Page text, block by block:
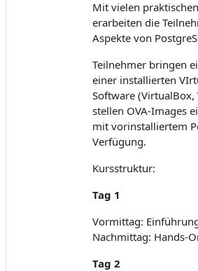
Mit vielen
erarbeiten die
Aspekte von
Teilnehmer bringen
einer installierten
Software
stellen OVA-Images
mit vorinstalliertem
Verfügung.
Kursstruktur:
Tag 1
Vormittag:
Nachmittag: Hands-
Tag 2